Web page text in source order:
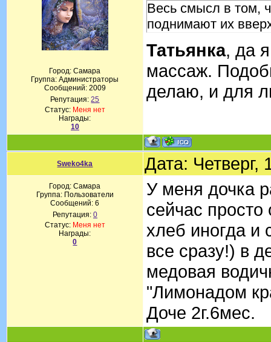
Город: Самара
Группа: Администраторы
Сообщений: 2009
Репутация:25
Статус: Меня нет
Награды:
10
Весь смысл в том,
поднимают их
Татьянка, да
массаж.
делаю, и для
Sweko4ka Дата:
Город: Самара
Группа: Пользователи
Сообщений:6
Репутация: 0
Статус: Меня нет
Награды:
0
У меня дочка
сейчас
хлеб иногда и
все сразу!) в
медовая
"Лимонадом
Доче 2г.6мес.